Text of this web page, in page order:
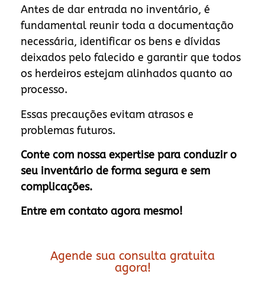
Antes de dar entrada no inventário, é
fundamental reunir toda a documentação
necessária, identificar os bens e dívidas
deixados pelo falecido e garantir que todos
os herdeiros estejam alinhados quanto ao
processo.
Essas precauções evitam atrasos e
problemas futuros.
Conte com nossa expertise para conduzir o
seu inventário de forma segura e sem
complicações.
Entre em contato agora mesmo!
Agende sua consulta gratuita
agora!